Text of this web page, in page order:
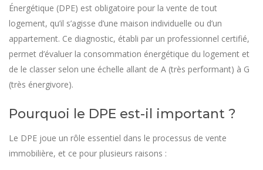
Énergétique (DPE) est obligatoire pour la vente de tout
logement, qu’il s’agisse d’une maison individuelle ou d’un
appartement. Ce diagnostic, établi par un professionnel certifié,
permet d’évaluer la consommation énergétique du logement et
de le classer selon une échelle allant de A (très performant) à G
(très énergivore).
Pourquoi le DPE est-il important ?
Le DPE joue un rôle essentiel dans le processus de vente
immobilière, et ce pour plusieurs raisons :